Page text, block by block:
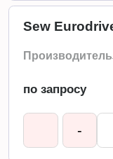
Sew
Производитель
по запросу
-